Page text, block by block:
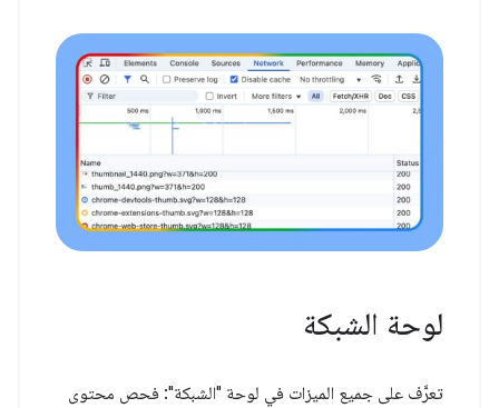
لوحة الشبكة
تعرَّف على جميع الميزات في لوحة "الشبكة": فحص محتوى